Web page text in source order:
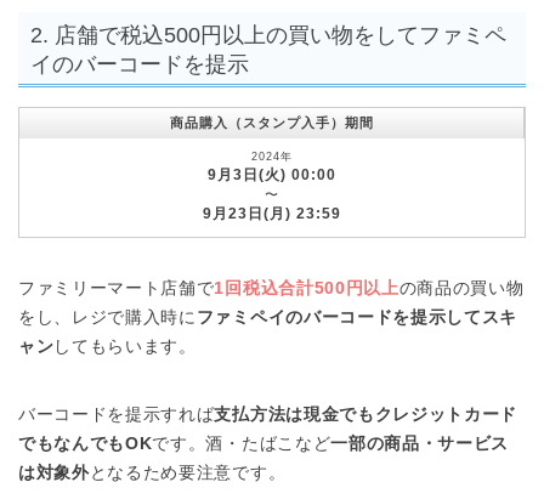
2. 店舗で税込500円以上の買い物をしてファミペ
イのバーコードを提示
商品購入（スタンプ入手）期間
2024年
9月3日(火) 00:00
〜
9月23日(月) 23:59
ファミリーマート店舗で1回税込合計500円以上の商品の買い物
をし、レジで購入時に ファミペイのバーコードを提示してスキ
ャン してもらいます。
バーコードを提示すれば支払方法は現金でもクレジットカード
でもなんでもOKです。酒・たばこなど一部の商品・サービス
は対象外となるため要注意です。